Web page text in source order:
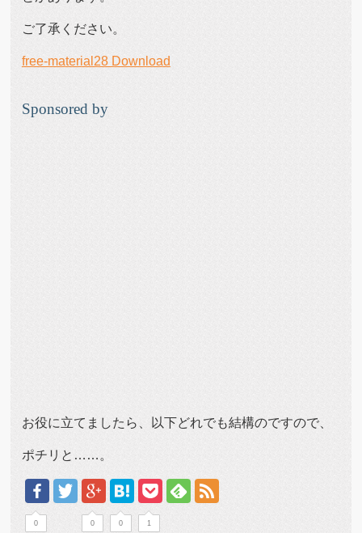
ご了承ください。
free-material28 Download
Sponsored by
お役に立てましたら、以下どれでも結構のですので、
ポチリと……。
0 0 0 1